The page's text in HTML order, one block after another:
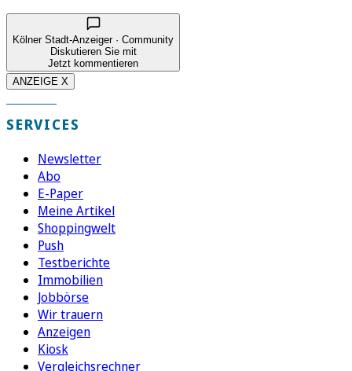
Kölner Stadt-Anzeiger · Community
Diskutieren Sie mit
Jetzt kommentieren
ANZEIGE X
SERVICES
Newsletter
Abo
E-Paper
Meine Artikel
Shoppingwelt
Push
Testberichte
Immobilien
Jobbörse
Wir trauern
Anzeigen
Kiosk
Vergleichsrechner